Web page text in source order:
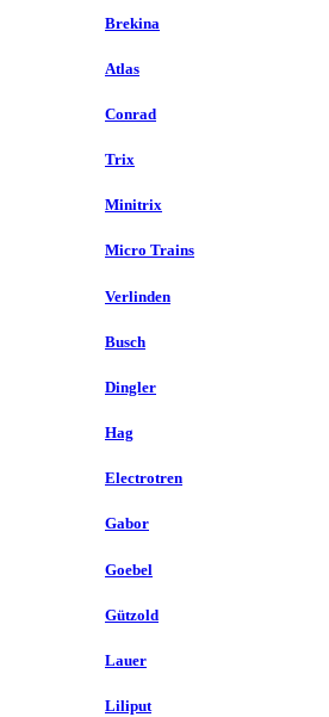
Brekina
Atlas
Conrad
Trix
Minitrix
Micro Trains
Verlinden
Busch
Dingler
Hag
Electrotren
Gabor
Goebel
Gützold
Lauer
Liliput